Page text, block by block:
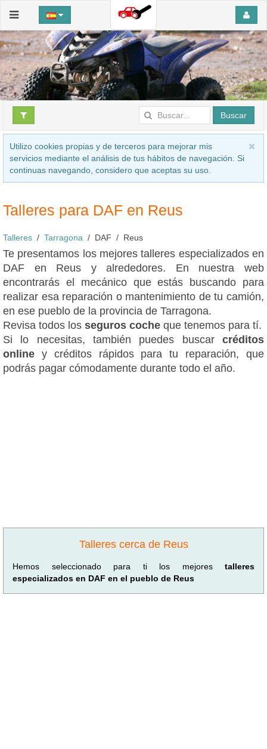
Buscar
Utilizo cookies propias y de terceros para mejorar mis
servicios mediante el análisis de tus hábitos de navegación. Si
continuas navegando, considero que aceptas su uso.
Talleres para DAF en Reus
Talleres Tarragona DAF Reus
Te presentamos los mejores talleres especializados en
DAF en Reus y alrededores. En nuestra web
encontrarás el mecánico que estás buscando para
realizar esa reparación o mantenimiento de tu camión,
en ese pueblo de la provincia de Tarragona.
Revisa todos los seguros coche que tenemos para tí.
Si lo necesitas, también puedes buscar créditos
online y créditos rápidos para tu reparación, que
podrás pagar cómodamente durante todo el año.
Talleres cerca de Reus
Hemos seleccionado para ti los mejores talleres
especializados en DAF en el pueblo de Reus